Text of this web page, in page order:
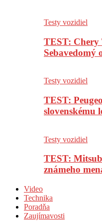
Testy vozidiel
TEST: Chery
Sebavedomý
Testy vozidiel
TEST:
slovenskému
Testy vozidiel
TEST:
známeho
Video
Technika
Poradňa
Zaujímavosti